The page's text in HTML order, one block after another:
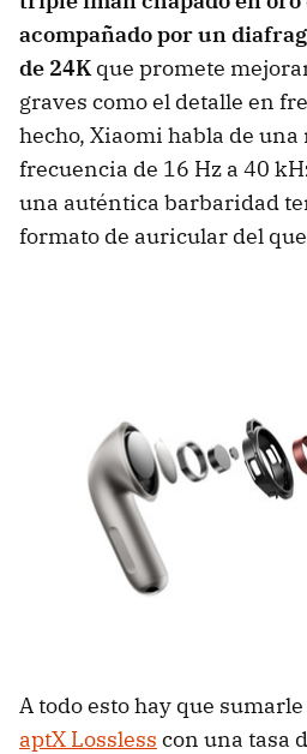
acompañado por un
de 24Kque promete
graves como el detalle en
hecho, Xiaomi habla de una
frecuencia de 16 Hz a 40
una auténtica barbaridad
formato de auricular del
A todo esto hay que
aptX Lossless con una tasa